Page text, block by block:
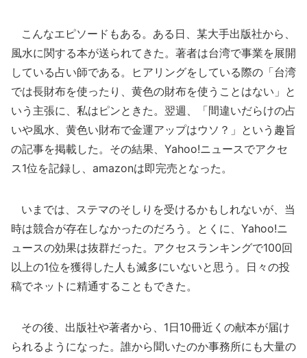
こんなエピソードもある。ある日、某大手出版社から、
風水に関する本が送られてきた。著者は台湾で事業を展開
している占い師である。ヒアリングをしている際の「台湾
では長財布を使ったり、黄色の財布を使うことはない」と
いう主張に、私はピンときた。翌週、「間違いだらけの占
いや風水、黄色い財布で金運アップはウソ？」という趣旨
の記事を掲載した。その結果、Yahoo!ニュースでアクセ
ス1位を記録し、amazonは即完売となった。
いまでは、ステマのそしりを受けるかもしれないが、当
時は競合が存在しなかったのだろう。とくに、Yahoo!ニ
ュースの効果は抜群だった。アクセスランキングで100回
以上の1位を獲得した人も滅多にいないと思う。日々の投
稿でネットに精通することもできた。
その後、出版社や著者から、1日10冊近くの献本が届け
られるようになった。誰から聞いたのか事務所にも大量の